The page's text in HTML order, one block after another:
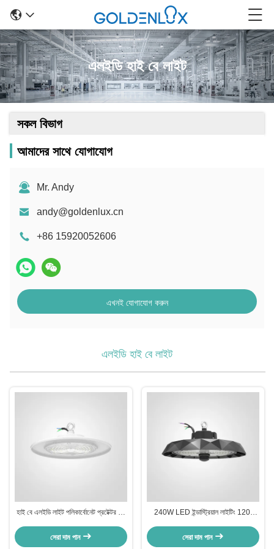
এলইডি হাই বে লাইট
সকল বিভাগ
আমাদের সাথে যোগাযোগ
Mr. Andy
andy@goldenlux.cn
+86 15920052606
এখনই যোগাযোগ করুন
এলইডি হাই বে লাইট
হাই বে এলইডি লাইট পলিকার্বোনেট প্রটেক্টর সহ
সেরা দাম পান
240W LED ইন্ডাস্ট্রিয়াল লাইটিং 120-
সেরা দাম পান